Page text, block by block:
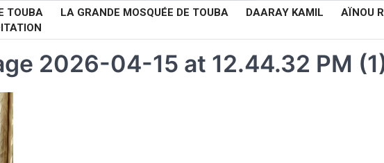
TOUBA LA GRANDE MOSQUÉE DE TOUBA DAARAY KAMIL AÏNOU
2026-04-15 at 12.44.32 PM